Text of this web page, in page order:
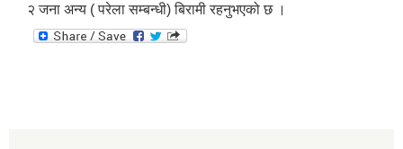
२ जना अन्य ( परेला सम्बन्धी) बिरामी रहनुभएको छ ।